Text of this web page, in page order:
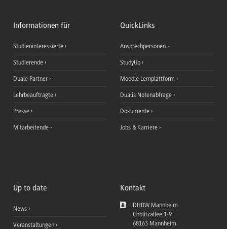
Informationen für
Studieninteressierte
Studierende
Duale Partner
Lehrbeauftragte
Presse
Mitarbeitende
QuickLinks
Ansprechpersonen
StudyUp
Moodle Lernplattform
Dualis Notenabfrage
Dokumente
Jobs & Karriere
Up to date
News
Veranstaltungen
Kontakt
DHBW Mannheim
Coblitzallee 1-9
68163 Mannheim